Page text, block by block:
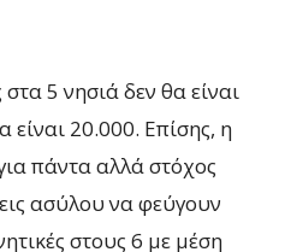
5 νησιά δεν θα είναι
είναι 20.000. Επίσης, η
πάντα αλλά στόχος
ασύλου να φεύγουν
στους 6 με μέση